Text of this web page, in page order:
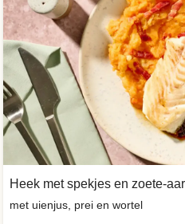
Heek met spekjes en zoete-
met uienjus, prei en wortel